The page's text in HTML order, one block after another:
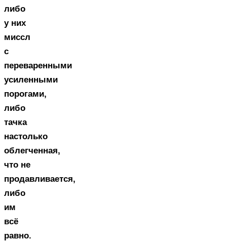
либо
у них
миссл
с
переваренными
усиленными
порогами,
либо
тачка
настолько
облегченная,
что не
продавливается,
либо
им
всё
равно.